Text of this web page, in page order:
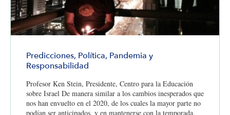
Predicciones, Política, Pandemia y
Responsabilidad
Profesor Ken Stein, Presidente, Centro para la Educación
sobre Israel De manera similar a los cambios inesperados que
nos han envuelto en el 2020, de los cuales la mayor parte no
podían ser anticipados, y en mantenerse con la temporada,